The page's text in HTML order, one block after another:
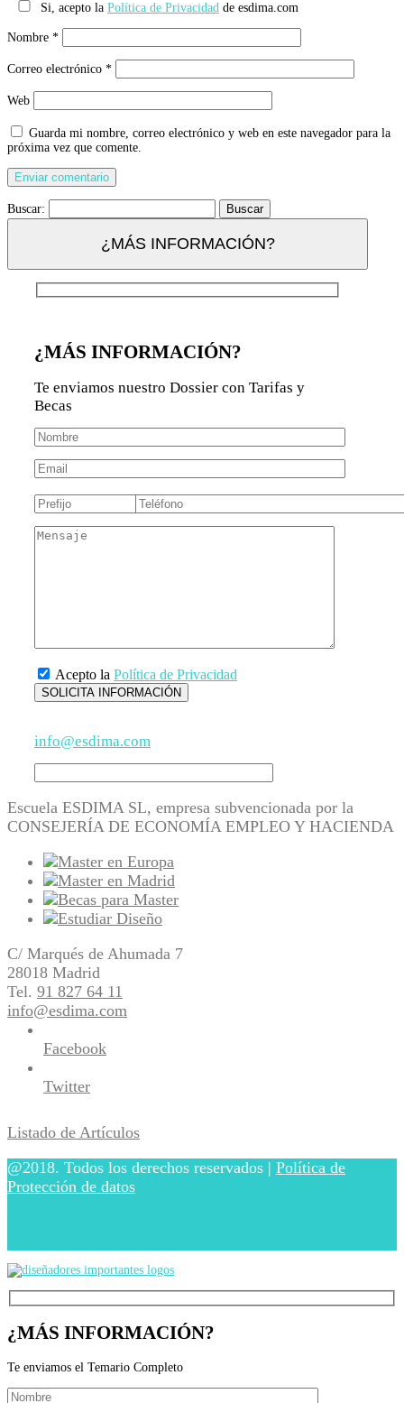
Si, acepto la Política de Privacidad de esdima.com
Nombre *
Correo electrónico *
Web
Guarda mi nombre, correo electrónico y web en este navegador para la
próxima vez que comente.
Buscar:
¿MÁS INFORMACIÓN?
¿MÁS INFORMACIÓN?
Te enviamos nuestro Dossier con Tarifas y
Becas
Acepto la Política de Privacidad
info@esdima.com
Escuela ESDIMA SL, empresa subvencionada por la
CONSEJERÍA DE ECONOMÍA EMPLEO Y HACIENDA
C/ Marqués de Ahumada 7
28018 Madrid
Tel. 91 827 64 11
info@esdima.com
Facebook
Twitter
Listado de Artículos
@2018. Todos los derechos reservados | Política de
Protección de datos
¿MÁS INFORMACIÓN?
Te enviamos el Temario Completo